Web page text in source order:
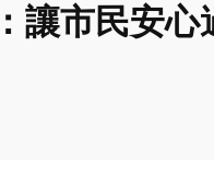
讓市民安心